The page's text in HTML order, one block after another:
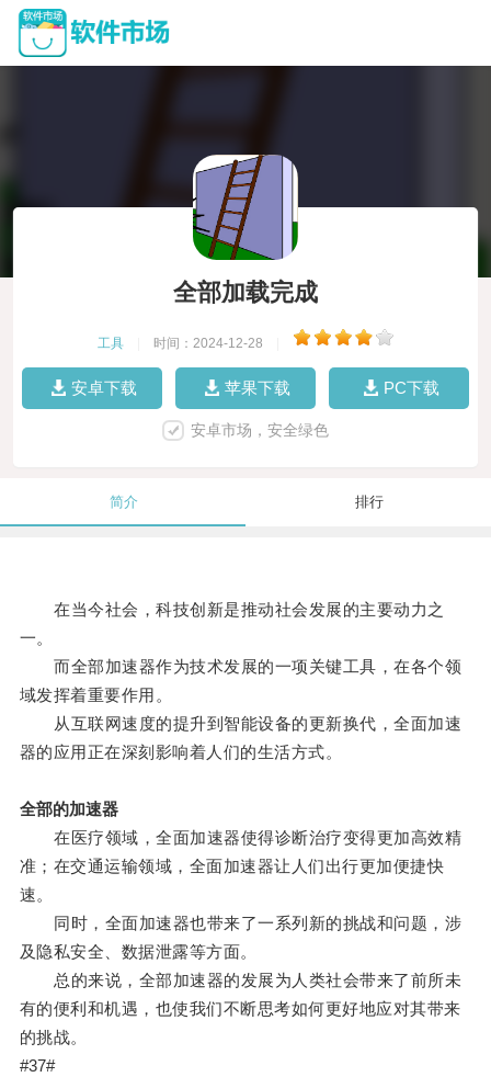
全部加载完成
工具 时间：2024-12-28
安卓下载 苹果下载 PC下载
安卓市场，安全绿色
简介 排行
在当今社会，科技创新是推动社会发展的主要动力之
一。
而全部加速器作为技术发展的一项关键工具，在各个领
域发挥着重要作用。
从互联网速度的提升到智能设备的更新换代，全面加速
器的应用正在深刻影响着人们的生活方式。
全部的加速器
在医疗领域，全面加速器使得诊断治疗变得更加高效精
准；在交通运输领域，全面加速器让人们出行更加便捷快
速。
同时，全面加速器也带来了一系列新的挑战和问题，涉
及隐私安全、数据泄露等方面。
总的来说，全部加速器的发展为人类社会带来了前所未
有的便利和机遇，也使我们不断思考如何更好地应对其带来
的挑战。
#37#